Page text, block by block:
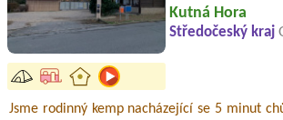
Kutná Hora
Středočeský kraj
Jsme rodinný kemp nacházející se 5 minut